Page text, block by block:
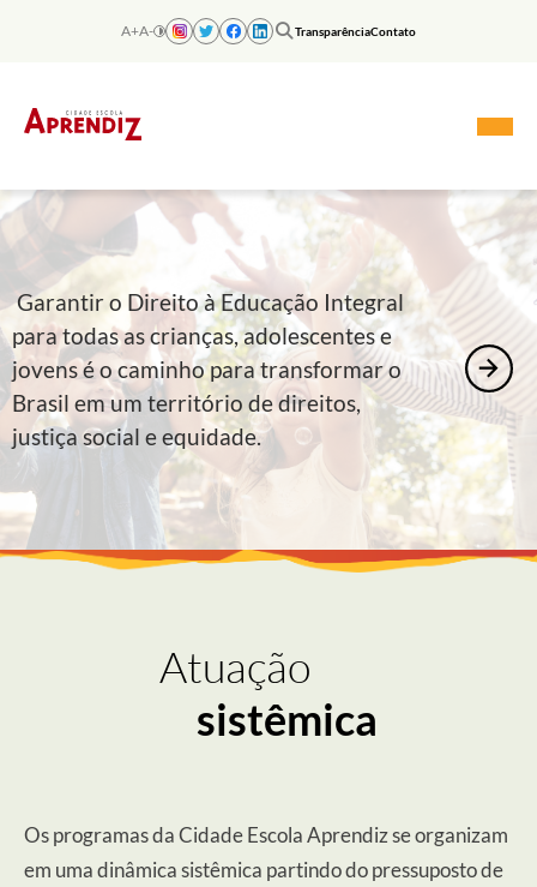
A+A- TransparênciaContato
Garantir o Direito à Educação Integral
para todas as crianças, adolescentes e
jovens é o caminho para transformar o
Brasil em um território de direitos,
justiça social e equidade.
Atuação
sistêmica
Os programas da Cidade Escola Aprendiz se organizam
em uma dinâmica sistêmica partindo do pressuposto de